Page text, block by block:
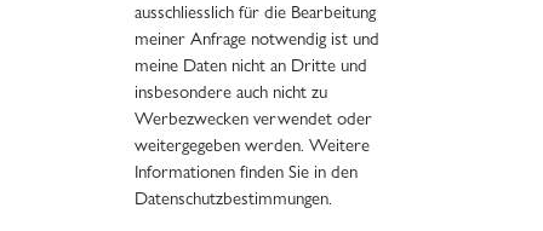
ausschliesslich für die Bearbeitung
meiner Anfrage notwendig ist und
meine Daten nicht an Dritte und
insbesondere auch nicht zu
Werbezwecken verwendet oder
weitergegeben werden. Weitere
Informationen finden Sie in den
Datenschutzbestimmungen.